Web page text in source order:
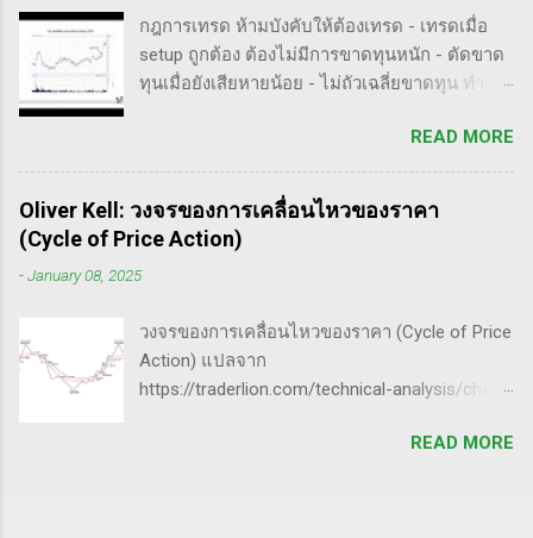
(Patience): การรอคอยและไม่รีบร้อนถือเป็น
คุณสมบัติที่สำคัญในนักเทรด ความอดทนช่วยให้
คุณสามารถทนต่อความผันผวนของตลาดและรอ
คอยจังหวะที่ดี...
อาจจะไม่เป๊ะตามใจความที่เขาพยายามสื่อ แต่ก็
น่าจะพอเห็นภาพได้ในระดับหนึ่งครับ ใครที่ภาษา
อังกฤษคล่องๆ ก็ไปอ่านต้นฉบับได้ที่ลิ้งค์นี้นะ
3/01/21/book-review-of-stock-market-
technique-number-one-by-richard-d-wyckoff/
ขั้นตอนการทำราคาของ Market Maker 1) เลือก
เป้าหมาย - ทำการทดสอบอย่างต่อเนื่องเพื่อดูว่า
ตลาดที่มีความต้านทานน้อยสุด - ที่ต้องเลือกตัวที่
มีความต้าน...
กฎการเทรด ห้ามบังคับให้ต้องเทรด - เทรดเมื่อ
setup ถูกต้อง ต้องไม่มีการขาดทุนหนัก - ตัดขาด
ทุนเมื่อยังเสียหายน้อย - ไม่ถัวเฉลี่ยขาดทุน ทำ
ตนเอง และต้องตั้งกฏขึ้นมา - ต้องมีวินัย ทำตาม
กฎ - ต้องอยู่ในขอบเขตความรู้/สามารถในการ
แข่งขันตน - เทรดตาม setup ที่คุ้นเคย - ห้ามถัว
เฉลี่ยขาดทุน เป้าหมายของนักเทรดมืออาชีพ -
ตัดขาดทุนให้เสียหายน้อยไว้ก่อน - กินกำไรคำ
ใหญ่(กว่าตัดขาดทุน) - ทบต้นให้ได้มากที่สุด /
50% ของทั้งหมด กุญแจ 4 ดอกเพื่อปั้นพอร์ตให้โต
ระเบิด ๑. จับจังหวะตลาด Price pattern ฐานราคา
จะเกิดซ้ำรอยเสมอ ระบุให้ได้ ซื้อให้ถูกจังหวะ ฝึก
ที่ - ทะลุขึ้นจากการบีบตัว consolidation - ทะลุขึ้น
READ MORE
Oliver Kell: วงจรของการเคลื่อนไหวของราคา
(Cycle of Price Action)
-January 08, 2025
วงจรของการเคลื่อนไหวของราคา (Cycle of Price
Action) แปลจาก
https://traderlion.com/technical-analysis/chart-
Oliver Kell เป็นนักเทรดที่ประสบความสำเร็จอย่าง
READ MORE